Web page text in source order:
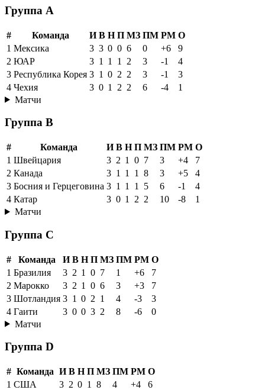
Группа A
# Команда И В Н П МЗ ПМ РМ О
1 Мексика 3 3 0 0 6 0 +6
9
2 ЮАР 3 1 1 1 2 3 -1
4
3 Республика Корея 3 1 0 2 2 3 -1
3
4 Чехия 3 0 1 2 2 6 -4
1
Матчи
Группа B
# Команда И В Н П МЗ ПМ РМ О
1 Швейцария 3 2 1 0 7 3 +4
7
2 Канада 3 1 1 1 8 3 +5
4
3 Босния и Герцеговина 3 1 1 1 5 6 -1
4
4 Катар 3 0 1 2 2 10 -8
1
Матчи
Группа C
# Команда И В Н П МЗ ПМ РМ О
1 Бразилия 3 2 1 0 7 1 +6
7
2 Марокко 3 2 1 0 6 3 +3
7
3 Шотландия 3 1 0 2 1 4 -3
3
4 Гаити 3 0 0 3 2 8 -6
0
Матчи
Группа D
# Команда И В Н П МЗ ПМ РМ О
1 США 3 2 0 1 8 4 +4
6